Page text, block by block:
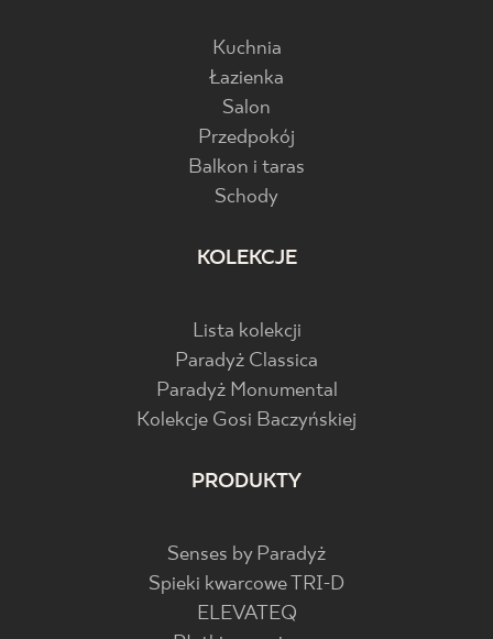
Kuchnia
Łazienka
Salon
Przedpokój
Balkon i taras
Schody
KOLEKCJE
Lista kolekcji
Paradyż Classica
Paradyż Monumental
Kolekcje Gosi Baczyńskiej
PRODUKTY
Senses by Paradyż
Spieki kwarcowe TRI-D
ELEVATEQ